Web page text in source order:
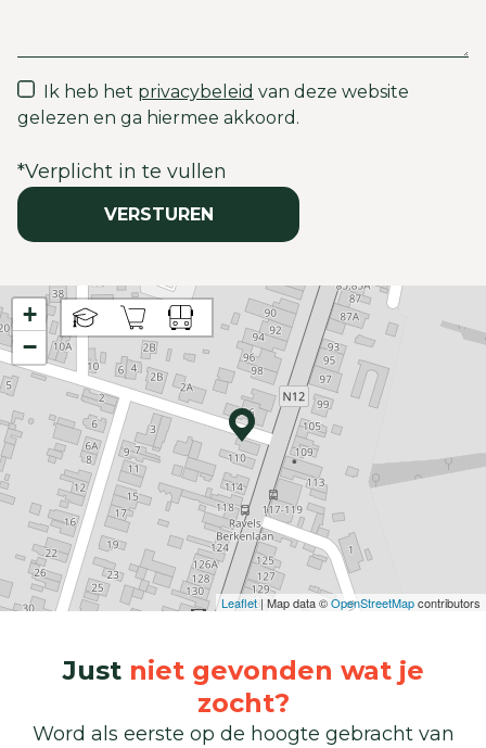
Ik heb het privacybeleid van deze website
gelezen en ga hiermee akkoord.
*Verplicht in te vullen
VERSTUREN
+
−
Leaflet| Map data ©OpenStreetMapcontributors
Just niet gevonden wat je
zocht?
Word als eerste op de hoogte gebracht van